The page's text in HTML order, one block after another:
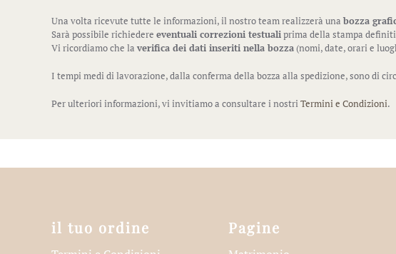
Una volta ricevute tutte le informazioni, il nostro team realizzerà una bozza
Sarà possibile richiedere eventuali correzioni testualiprima della stampa
Vi ricordiamo che la verifica dei dati inseriti nella bozza(nomi, date, orari e
I tempi medi di lavorazione, dalla conferma della bozza alla spedizione, sono di
Per ulteriori informazioni, vi invitiamo a consultare i nostriTermini e Condizioni.
il tuo ordine Pagine